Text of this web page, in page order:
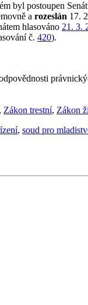
byl postoupen
a rozeslán 17.
hlasováno 21. 3.
č. 420).
Zákon trestní, Zákon
, soud pro